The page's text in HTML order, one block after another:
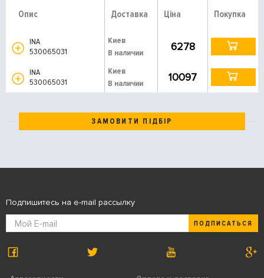
Опис Доставка Ціна Покупка
INA
530065031
Киев
В наличии
6278
INA
530065031
Киев
В наличии
10097
ЗАМОВИТИ ПІДБІР
Подпишитесь на e-mail рассылку
ПОДПИСАТЬСЯ